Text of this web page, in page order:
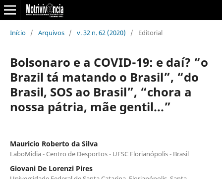
Início / Arquivos / v. 32 n. 62 (2020) / Editorial
Bolsonaro e a COVID-19: e daí? “o
Brazil tá matando o Brasil”, “do
Brasil, SOS ao Brasil”, “chora a
nossa pátria, mãe gentil...”
Mauricio Roberto da Silva
LaboMidia - Centro de Desportos - UFSC Florianópolis - Brasil
Giovani De Lorenzi Pires